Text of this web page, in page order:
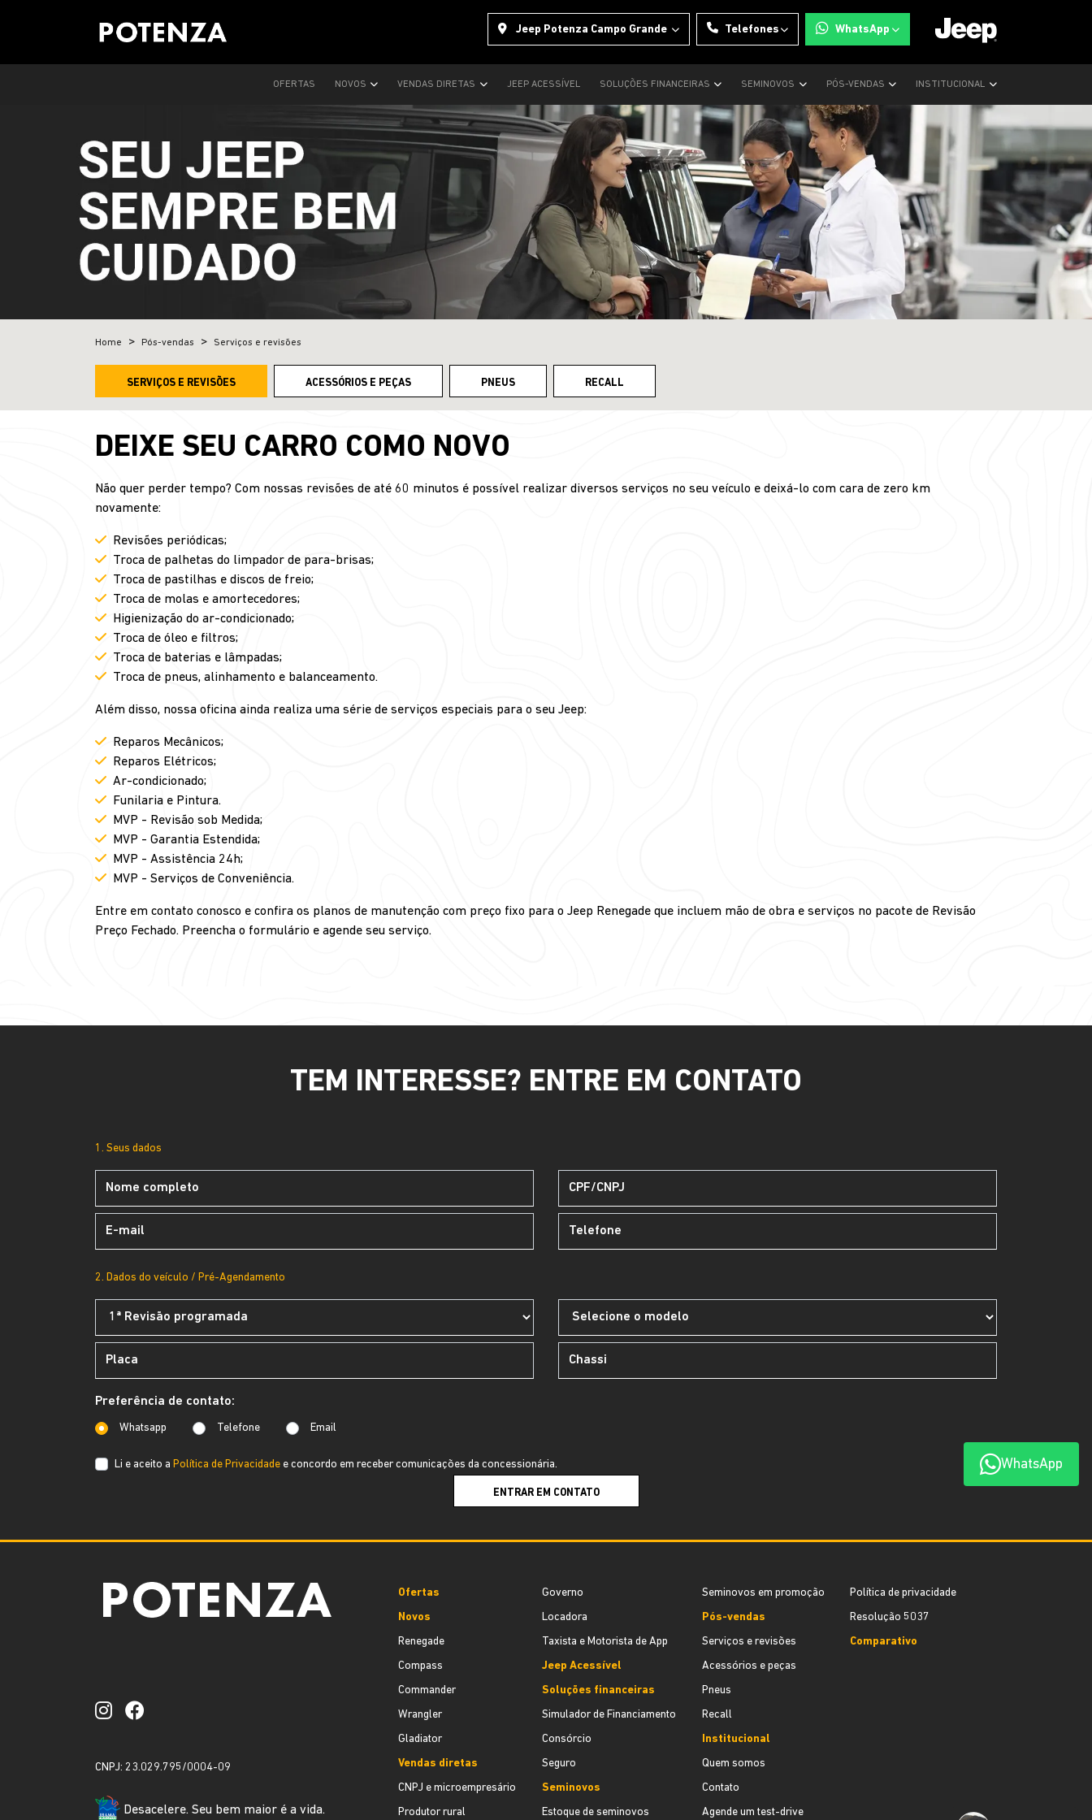
Jeep Potenza Campo Grande Telefones WhatsApp
OFERTAS NOVOS VENDAS DIRETAS JEEP ACESSÍVEL SOLUÇÕES FINANCEIRAS SEMINOVOS PÓS-VENDAS INSTITUCIONAL
Home Pós-vendas Serviços e revisões
SERVIÇOS E REVISÕES ACESSÓRIOS E PEÇAS PNEUS RECALL
DEIXE SEU CARRO COMO NOVO
Não quer perder tempo? Com nossas revisões de até 60 minutos é possível realizar diversos serviços no seu veículo e deixá-lo com cara de zero km
novamente:
Revisões periódicas;
Troca de palhetas do limpador de para-brisas;
Troca de pastilhas e discos de freio;
Troca de molas e amortecedores;
Higienização do ar-condicionado;
Troca de óleo e filtros;
Troca de baterias e lâmpadas;
Troca de pneus, alinhamento e balanceamento.
Além disso, nossa oficina ainda realiza uma série de serviços especiais para o seu Jeep:
Reparos Mecânicos;
Reparos Elétricos;
Ar-condicionado;
Funilaria e Pintura.
MVP - Revisão sob Medida;
MVP - Garantia Estendida;
MVP - Assistência 24h;
MVP - Serviços de Conveniência.
Entre em contato conosco e confira os planos de manutenção com preço fixo para o Jeep Renegade que incluem mão de obra e serviços no pacote de Revisão
Preço Fechado. Preencha o formulário e agende seu serviço.
TEM INTERESSE? ENTRE EM CONTATO
1. Seus dados
2. Dados do veículo / Pré-Agendamento
Preferência de contato:
Whatsapp Telefone Email
Li e aceito a Política de Privacidade e concordo em receber comunicações da concessionária.
ENTRAR EM CONTATO
WhatsApp
CNPJ: 23.029.795/0004-09
Desacelere. Seu bem maior é a vida.
Ofertas
Novos
Renegade
Compass
Commander
Wrangler
Gladiator
Vendas diretas
CNPJ e microempresário
Produtor rural
Governo
Locadora
Taxista e Motorista de App
Jeep Acessível
Soluções financeiras
Simulador de Financiamento
Consórcio
Seguro
Seminovos
Estoque de seminovos
Seminovos em promoção
Pós-vendas
Serviços e revisões
Acessórios e peças
Pneus
Recall
Institucional
Quem somos
Contato
Agende um test-drive
Política de privacidade
Resolução 5037
Comparativo